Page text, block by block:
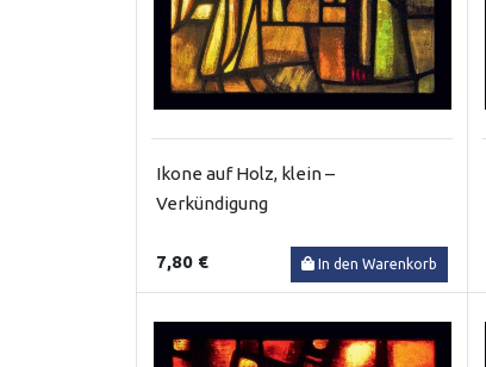
Ikone auf Holz, klein –
Verkündigung
7,80 € In den Warenkorb